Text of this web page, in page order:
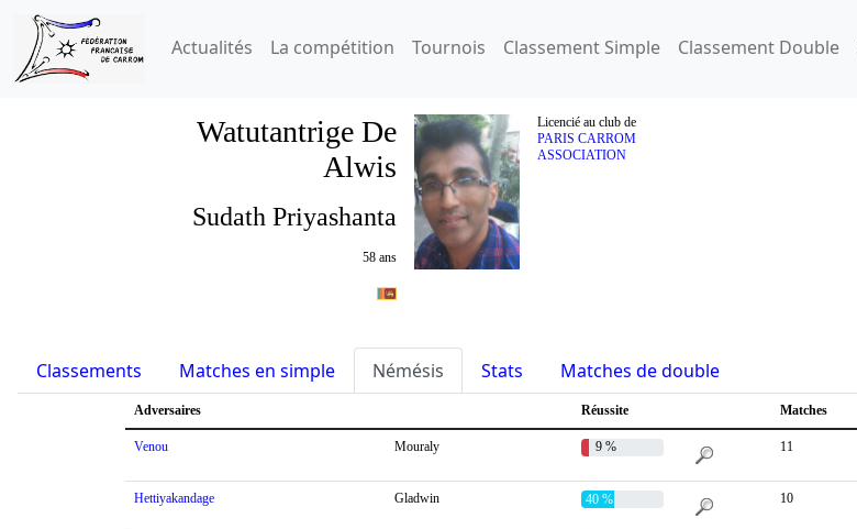
Actualités La compétition Tournois Classement Simple Classement Double
Watutantrige De
Alwis
Licencié au club de
PARIS CARROM
ASSOCIATION
Sudath Priyashanta
58 ans
Classements Matches en simple Némésis Stats Matches de double
Adversaires Réussite Matches
Venou Mouraly 9 % 11
Hettiyakandage Gladwin 40 % 10